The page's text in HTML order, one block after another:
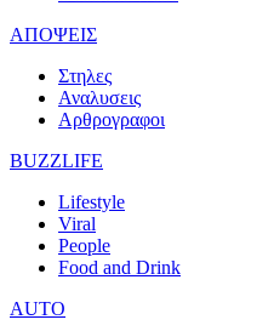
ΑΠΟΨΕΙΣ
Στηλες
Αναλυσεις
Αρθρογραφοι
BUZZLIFE
Lifestyle
Viral
People
Food and Drink
AUTO